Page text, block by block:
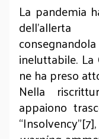
La pandemia
ineluttabile.
ne ha preso
Nella
appaiono